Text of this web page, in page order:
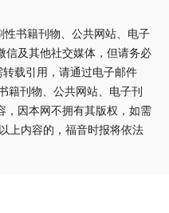
性书籍刊物、公共网站、电子
信及其他社交媒体，但请务必
载引用，请通过电子邮件
籍刊物、公共网站、电子刊
，因本网不拥有其版权，如需
上内容的，福音时报将依法